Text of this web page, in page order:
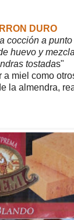
DURO
cocción a
huevo y
tostadas"
a miel como
la almendra,